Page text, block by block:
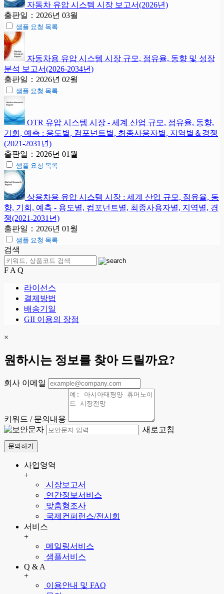
자동차 유압 시스템 시장 보고서(2026년)
출판일：2026년 03월
샘플 요청 목록
자동차용 유압 시스템 시장 규모, 점유율, 동향 및 성장
분석 보고서(2026-2034년)
출판일：2026년 02월
샘플 요청 목록
OTR 유압 시스템 시장 - 세계 산업 규모, 점유율, 동향,
기회, 예측 : 용도별, 컴포넌트별, 최종사용자별, 지역별＆경쟁
(2021-2031년)
출판일：2026년 01월
샘플 요청 목록
상용차용 유압 시스템 시장 : 세계 산업 규모, 점유율, 동
향, 기회, 예측 - 용도별, 컴포넌트별, 최종사용자별, 지역별, 경
쟁(2021-2031년)
출판일：2026년 01월
샘플 요청 목록
검색
F A Q
라이선스
결제방법
배송기일
GII 이용의 장점
×
원하시는 정보를 찾아 드릴까요?
회사 이메일
키워드 / 문의내용
새로고침
문의하기
사업영역
+
시장보고서
연간정보서비스
맞춤형조사
국제컨퍼런스/전시회
서비스
+
메일링서비스
샘플서비스
Q & A
+
이용안내 및 FAQ